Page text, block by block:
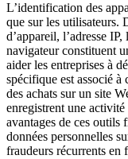
L’identification des
que sur les utilisateurs.
d’appareil, l’adresse
navigateur constituent
aider les entreprises à
spécifique est associé
des achats sur un site
enregistrent une
avantages de ces outils
données personnelles
fraudeurs récurrents en